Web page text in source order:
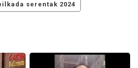
serentak 2024